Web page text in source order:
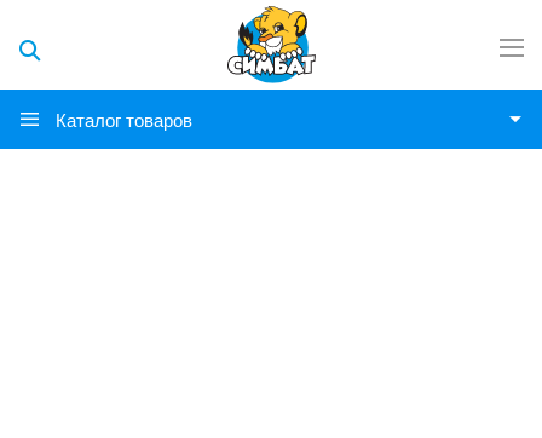
Каталог товаров